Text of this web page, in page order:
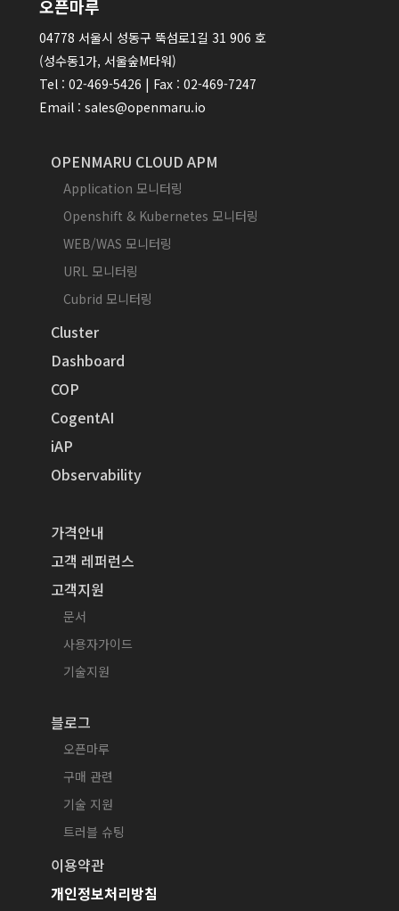
오픈마루
04778 서울시 성동구 뚝섬로1길 31 906 호
(성수동1가, 서울숲M타워)
Tel : 02-469-5426 | Fax : 02-469-7247
Email : sales@openmaru.io
OPENMARU CLOUD APM
Application 모니터링
Openshift & Kubernetes 모니터링
WEB/WAS 모니터링
URL 모니터링
Cubrid 모니터링
Cluster
Dashboard
COP
CogentAI
iAP
Observability
가격안내
고객 레퍼런스
고객지원
문서
사용자가이드
기술지원
블로그
오픈마루
구매 관련
기술 지원
트러블 슈팅
이용약관
개인정보처리방침